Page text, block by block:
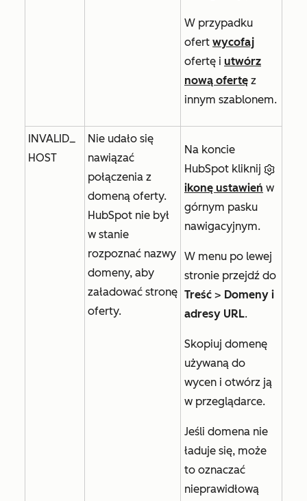
W przypadku
ofert wycofaj
ofertę i utwórz
nową ofertę z
innym szablonem.
INVALID_
HOST
Nie udało się
nawiązać
połączenia z
domeną oferty.
HubSpot nie był
w stanie
rozpoznać nazwy
domeny, aby
załadować stronę
oferty.
Na koncie
HubSpot kliknij
ikonę ustawień w
górnym pasku
nawigacyjnym.
W menu po lewej
stronie przejdź do
Treść > Domeny i
adresy URL.
Skopiuj domenę
używaną do
wycen i otwórz ją
w przeglądarce.
Jeśli domena nie
ładuje się, może
to oznaczać
nieprawidłową